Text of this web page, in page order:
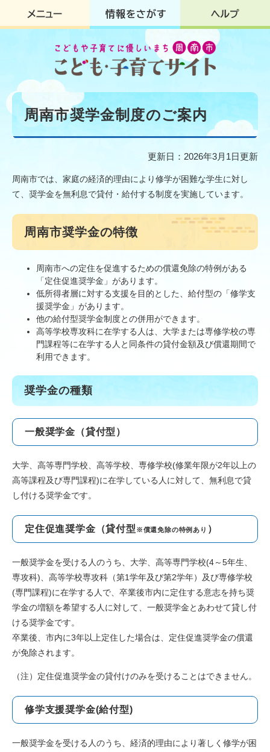
ジ
す
。
ュ
し
て
本
周南市奨学金制度のご案内
更新日：2026年3月1日更新
周南市では、家庭の経済的理由により修学が困難な学生に対し
て、奨学金を無利息で貸付・給付する制度を実施しています。
周南市奨学金の特徴
周南市への定住を促進するための償還免除の特例がある
「定住促進奨学金」があります。
低所得者層に対する支援を目的とした、給付型の「修学支
援奨学金」があります。
他の給付型奨学金制度との併用ができます。
高等学校専攻科に在学する人は、大学または専修学校の専
門課程等に在学する人と同条件の貸付金額及び償還期間で
利用できます。
奨学金の種類
一般奨学金（貸付型）
大学、高等専門学校、高等学校、専修学校(修業年限が2年以上の
高等課程及び専門課程)に在学している人に対して、無利息で貸
し付ける奨学金です。
定住促進奨学金（貸付型 ※償還免除の特例あり ）
一般奨学金を受ける人のうち、大学、高等専門学校(4～5年生、
専攻科)、高等学校専攻科（第1学年及び第2学年）及び専修学校
(専門課程)に在学する人で、卒業後市内に定住する意志を持ち奨
学金の増額を希望する人に対して、一般奨学金とあわせて貸し付
ける奨学金です。
卒業後、市内に3年以上定住した場合は、定住促進奨学金の償還
が免除されます。
（注）定住促進奨学金の貸付けのみを受けることはできません。
修学支援奨学金(給付型)
一般奨学金を受ける人のうち、経済的理由により著しく修学が困